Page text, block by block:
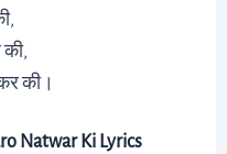
की।
Natwar Ki Lyrics